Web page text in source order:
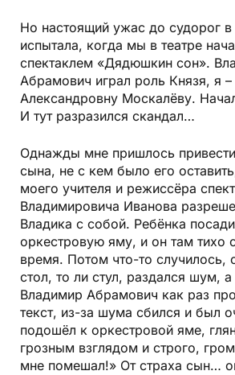
Но настоящий ужас до судорог в
испытала, когда мы в театре
спектаклем «Дядюшкин сон».
Абрамович играл роль Князя, я
Александровну Москалёву.
И тут разразился скандал…
Однажды мне пришлось
сына, не с кем было его
моего учителя и режиссёра
Владимировича Иванова
Владика с собой. Ребёнка
оркестровую яму, и он там тихо
время. Потом что-то случилось,
стол, то ли стул, раздался шум,
Владимир Абрамович как раз
текст, из-за шума сбился и был
подошёл к оркестровой яме,
грозным взглядом и строго,
мне помешал!» От страха сын…